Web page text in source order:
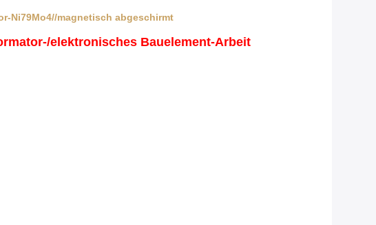
Ni79Mo4//magnetisch abgeschirmt
elektronisches Bauelement-Arbeit